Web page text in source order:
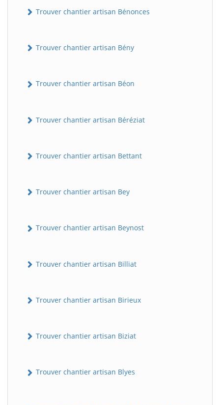
Trouver chantier artisan Bénonces
Trouver chantier artisan Bény
Trouver chantier artisan Béon
Trouver chantier artisan Béréziat
Trouver chantier artisan Bettant
Trouver chantier artisan Bey
Trouver chantier artisan Beynost
Trouver chantier artisan Billiat
Trouver chantier artisan Birieux
Trouver chantier artisan Biziat
Trouver chantier artisan Blyes